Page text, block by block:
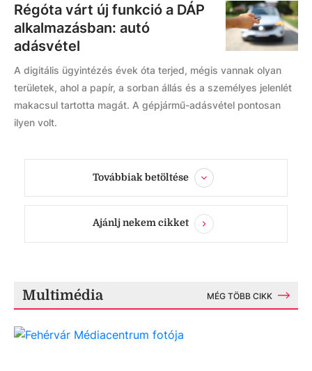
Régóta várt új funkció a DÁP
alkalmazásban: autó
adásvétel
A digitális ügyintézés évek óta terjed, mégis vannak olyan
területek, ahol a papír, a sorban állás és a személyes jelenlét
makacsul tartotta magát. A gépjármű-adásvétel pontosan
ilyen volt.
Továbbiak betöltése
Ajánlj nekem cikket
Multimédia MÉG TÖBB CIKK